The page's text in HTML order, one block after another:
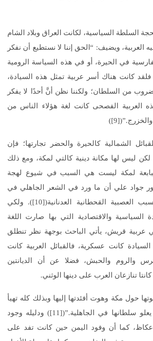
بحجة السلطة السياسية، لكانت العراق وبلاد الشام
العربية، ويضيف: “الحق إننا لا نستطيع أن نفكر
في الحيرة، أو في هذه السياسة الرومية
كانت هناك أسر عربية تمثل هذه السيادة،
من السلطان؛ ولكننا نظن أنَّ أحدًا لا يفكر
العربية الفصحى كانت لغة هؤلاء الناس من
الشمالية كالحيرة والحضر تجارتها؛ فإن
لكن ليس لها مكانة دينية كالتي لمكة، ومع ذلك
لمكة ليست هي السبب في شيوع لهجة
جواد علي أن ما ورد في الشعر الجاهلي في
مدح البيت، ولد بسبب العصبية القحطانية العدنانية([10]). ولكي
والاقتصادية التي بها صارت اللغة
عربية قريش، يأتي الباحث بوجهة نظر تنطلق
كانت عسكرية، فالقبائل العربية كانت
والروم والحبش، فضلا عن أن الديانتين
تنازعان العرب على دينها الوثني.
حول مكة وهوت أفئدتها إليها وبذلك كله تهيأ
للهجة القرشية أن يعلو سلطانها في الجاهلية.”([11]) ودليله وجود
كما أن وفود اليمن حين كانت تفد على